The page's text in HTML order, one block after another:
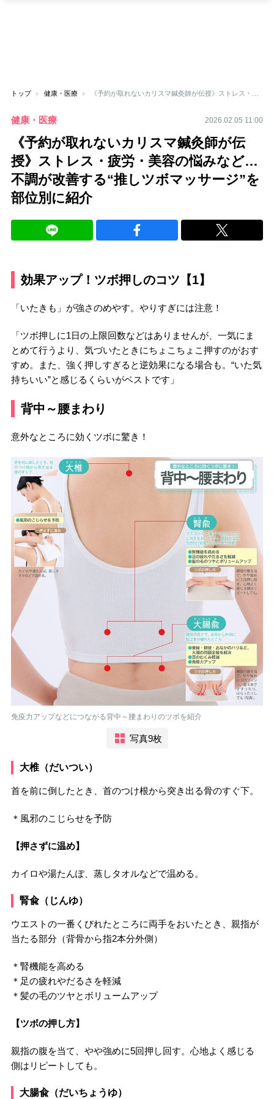
トップ 健康・医療
健康・医療 2026.02.05 11:00
《予約が取れないカリスマ鍼灸師が伝
授》ストレス・疲労・美容の悩みなど…
不調が改善する“推しツボマッサージ”を
部位別に紹介
効果アップ！ツボ押しのコツ【1】
「いたきも」が強さのめやす。やりすぎには注意！
「ツボ押しに1日の上限回数などはありませんが、一気にま
とめて行うより、気づいたときにちょこちょこ押すのがおす
すめ。また、強く押しすぎると逆効果になる場合も。“いた気
持ちいい”と感じるくらいがベストです」
背中～腰まわり
意外なところに効くツボに驚き！
免疫力アップなどにつながる背中～腰まわりのツボを紹介
写真9枚
大椎（だいつい）
首を前に倒したとき、首のつけ根から突き出る骨のすぐ下。
＊風邪のこじらせを予防
【押さずに温め】
カイロや湯たんぽ、蒸しタオルなどで温める。
腎兪（じんゆ）
ウエストの一番くびれたところに両手をおいたとき、親指が
当たる部分（背骨から指2本分外側）
＊腎機能を高める
＊足の疲れやだるさを軽減
＊髪の毛のツヤとボリュームアップ
【ツボの押し方】
親指の腹を当て、やや強めに5回押し回す。心地よく感じる
側はリピートしても。
大腸兪（だいちょうゆ）